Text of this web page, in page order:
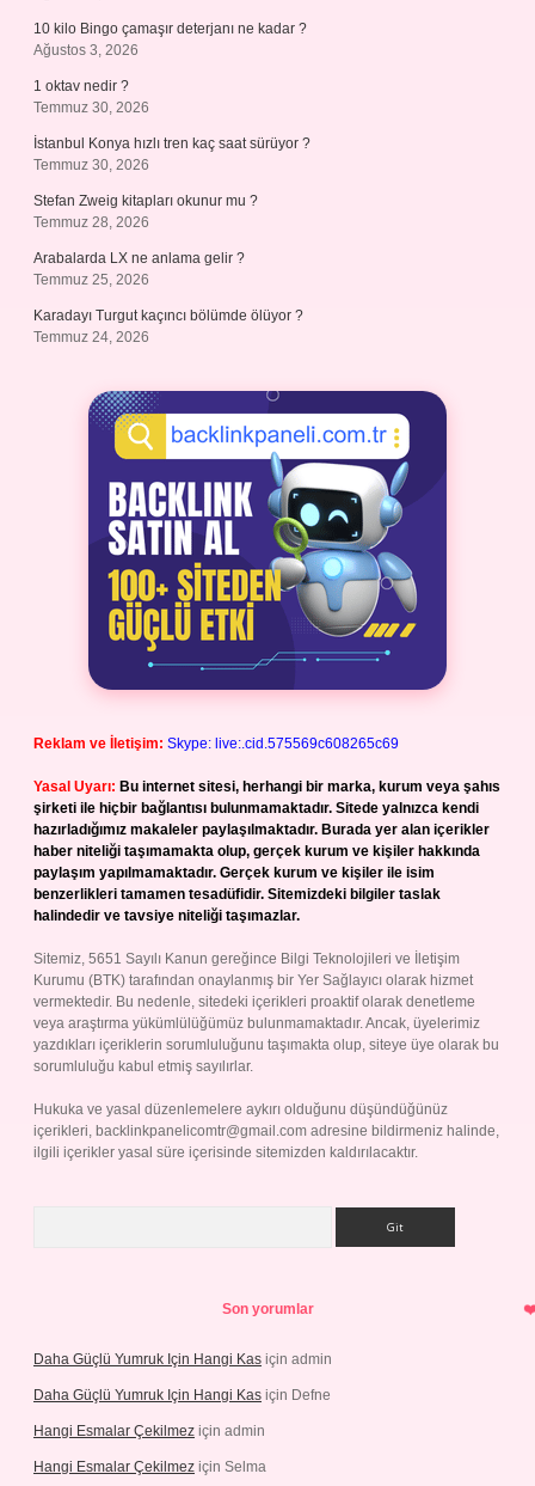
10 kilo Bingo çamaşır deterjanı ne kadar ?
Ağustos 3, 2026
1 oktav nedir ?
Temmuz 30, 2026
İstanbul Konya hızlı tren kaç saat sürüyor ?
Temmuz 30, 2026
Stefan Zweig kitapları okunur mu ?
Temmuz 28, 2026
Arabalarda LX ne anlama gelir ?
Temmuz 25, 2026
Karadayı Turgut kaçıncı bölümde ölüyor ?
Temmuz 24, 2026
Reklam ve İletişim: Skype: live:.cid.575569c608265c69
Yasal Uyarı: Bu internet sitesi, herhangi bir marka, kurum veya şahıs
şirketi ile hiçbir bağlantısı bulunmamaktadır. Sitede yalnızca kendi
hazırladığımız makaleler paylaşılmaktadır. Burada yer alan içerikler
haber niteliği taşımamakta olup, gerçek kurum ve kişiler hakkında
paylaşım yapılmamaktadır. Gerçek kurum ve kişiler ile isim
benzerlikleri tamamen tesadüfidir. Sitemizdeki bilgiler taslak
halindedir ve tavsiye niteliği taşımazlar.
Sitemiz, 5651 Sayılı Kanun gereğince Bilgi Teknolojileri ve İletişim
Kurumu (BTK) tarafından onaylanmış bir Yer Sağlayıcı olarak hizmet
vermektedir. Bu nedenle, sitedeki içerikleri proaktif olarak denetleme
veya araştırma yükümlülüğümüz bulunmamaktadır. Ancak, üyelerimiz
yazdıkları içeriklerin sorumluluğunu taşımakta olup, siteye üye olarak bu
sorumluluğu kabul etmiş sayılırlar.
Hukuka ve yasal düzenlemelere aykırı olduğunu düşündüğünüz
içerikleri, backlinkpanelicomtr@gmail.com adresine bildirmeniz halinde,
ilgili içerikler yasal süre içerisinde sitemizden kaldırılacaktır.
Son yorumlar
Daha Güçlü Yumruk Için Hangi Kas için admin
Daha Güçlü Yumruk Için Hangi Kas için Defne
Hangi Esmalar Çekilmez için admin
Hangi Esmalar Çekilmez için Selma